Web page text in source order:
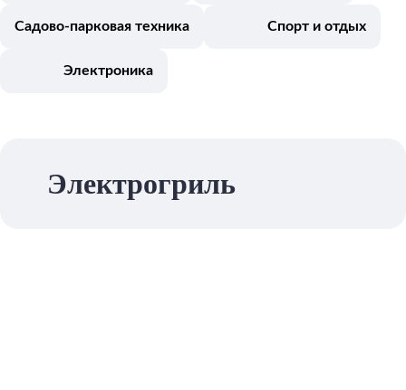
Садово-парковая техника Спорт и отдых
Электроника
Электрогриль